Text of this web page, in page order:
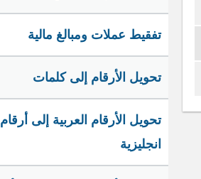
تفقيط عملات ومبالغ مالية
تحويل الأرقام إلى كلمات
تحويل الأرقام العربية إلى أرقام
انجليزية